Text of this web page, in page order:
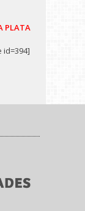
PLATA
id=394]